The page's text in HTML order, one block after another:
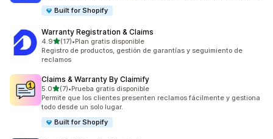
Built for Shopify
Warranty Registration & Claims
4.9de 5 estrellas
(17)
17 reseñas en total
•Plan gratis disponible
Registro de productos, gestión de garantías y seguimiento de
reclamos
Claims & Warranty By Claimify
5.0de 5 estrellas
(7)
7 reseñas en total
•Prueba gratis disponible
Permite que los clientes presenten reclamos fácilmente y gestiona
todo desde un solo lugar.
Built for Shopify